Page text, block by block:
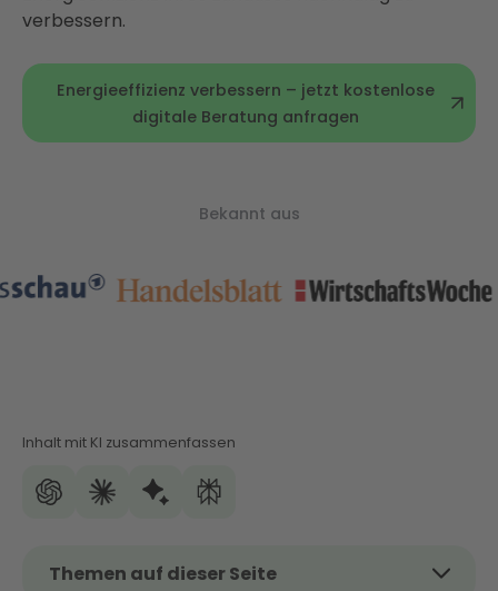
verbessern.
Energieeffizienz verbessern – jetzt kostenlose
digitale Beratung anfragen
Bekannt aus
Inhalt mit KI zusammenfassen
Themen auf dieser Seite